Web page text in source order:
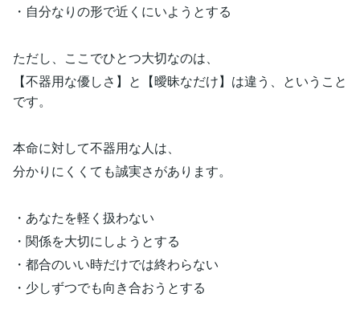
・自分なりの形で近くにいようとする
ただし、ここでひとつ大切なのは、
【不器用な優しさ】と【曖昧なだけ】は違う、ということ
です。
本命に対して不器用な人は、
分かりにくくても誠実さがあります。
・あなたを軽く扱わない
・関係を大切にしようとする
・都合のいい時だけでは終わらない
・少しずつでも向き合おうとする